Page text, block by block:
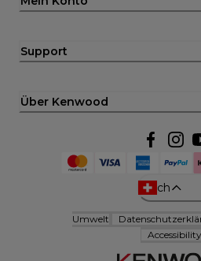
Support
Über Kenwood
ch
Umwelt